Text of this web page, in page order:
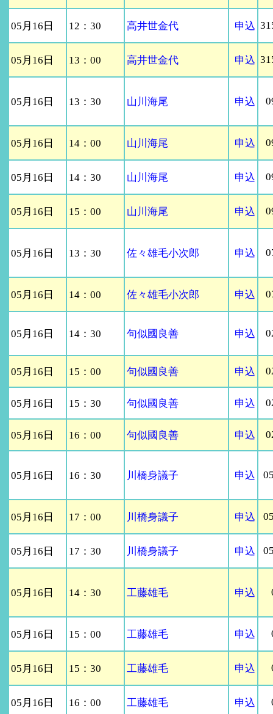
05月16日 12：30 高井世金代 申込
05月16日 13：00 高井世金代 申込
05月16日 13：30 山川海尾 申込
05月16日 14：00 山川海尾 申込
05月16日 14：30 山川海尾 申込
05月16日 15：00 山川海尾 申込
05月16日 13：30 佐々雄毛小次郎 申込
05月16日 14：00 佐々雄毛小次郎 申込
05月16日 14：30 句似國良善 申込
05月16日 15：00 句似國良善 申込
05月16日 15：30 句似國良善 申込
05月16日 16：00 句似國良善 申込
05月16日 16：30 川橋身議子 申込
05月16日 17：00 川橋身議子 申込
05月16日 17：30 川橋身議子 申込
05月16日 14：30 工藤雄毛 申込
05月16日 15：00 工藤雄毛 申込
05月16日 15：30 工藤雄毛 申込
05月16日 16：00 工藤雄毛 申込